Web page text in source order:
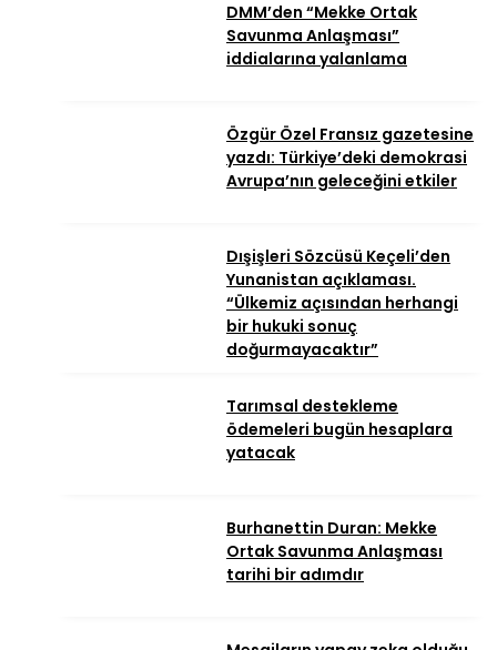
DMM’den “Mekke Ortak
Savunma Anlaşması”
iddialarına yalanlama
Özgür Özel Fransız gazetesine
yazdı: Türkiye’deki demokrasi
Avrupa’nın geleceğini etkiler
Dışişleri Sözcüsü Keçeli’den
Yunanistan açıklaması.
“Ülkemiz açısından herhangi
bir hukuki sonuç
doğurmayacaktır”
Tarımsal destekleme
ödemeleri bugün hesaplara
yatacak
Burhanettin Duran: Mekke
Ortak Savunma Anlaşması
tarihi bir adımdır